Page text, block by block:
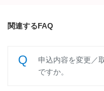
関連するFAQ
申込内容を変更／
ですか。